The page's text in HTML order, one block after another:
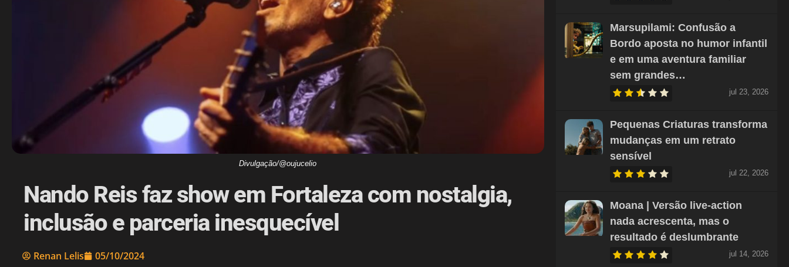
Divulgação/@oujucelio
Nando Reis faz show em Fortaleza com nostalgia,
inclusão e parceria inesquecível
Renan Lelis 05/10/2024
Marsupilami: Confusão a
Bordo aposta no humor infantil
e em uma aventura familiar
sem grandes…
jul 23, 2026
Pequenas Criaturas transforma
mudanças em um retrato
sensível
jul 22, 2026
Moana | Versão live-action
nada acrescenta, mas o
resultado é deslumbrante
jul 14, 2026